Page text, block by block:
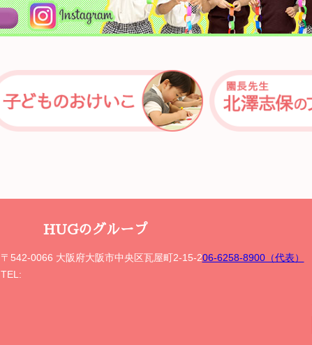
HUGのグループ
〒542-0066 大阪府大阪市中央区瓦屋町2-15-2
TEL:
06-6258-8900（代表）